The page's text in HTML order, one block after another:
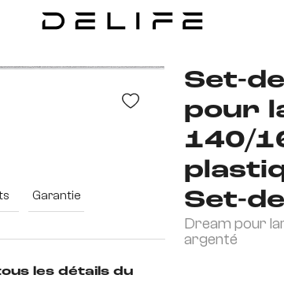
Set-
pour
140/
Set-
Dream pour
argenté
Garantie
les détails du